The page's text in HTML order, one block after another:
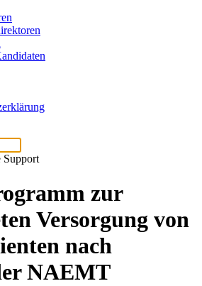
Support
zur
Versorgung von
nach
NAEMT